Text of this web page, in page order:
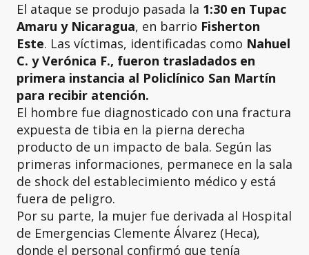
El ataque se produjo pasada la 1:30 en Tupac
Amaru y Nicaragua, en barrio Fisherton
Este. Las víctimas, identificadas como Nahuel
C. y Verónica F., fueron trasladados en
primera instancia al Policlínico San Martín
para recibir atención.
El hombre fue diagnosticado con una fractura
expuesta de tibia en la pierna derecha
producto de un impacto de bala. Según las
primeras informaciones, permanece en la sala
de shock del establecimiento médico y está
fuera de peligro.
Por su parte, la mujer fue derivada al Hospital
de Emergencias Clemente Álvarez (Heca),
donde el personal confirmó que tenía